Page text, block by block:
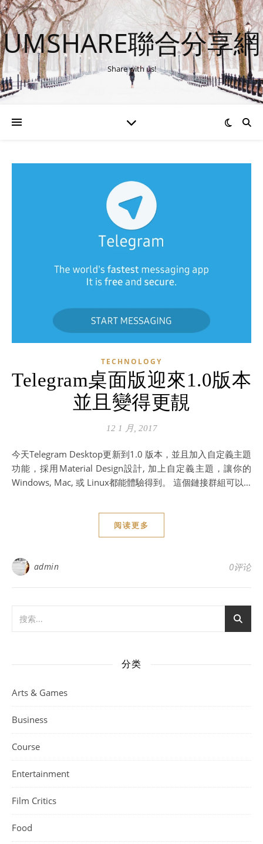
UMSHARE聯合分享網
Share with us!
TECHNOLOGY
Telegram桌面版迎來1.0版本
並且變得更靚
12 1 月, 2017
今天Telegram Desktop更新到1.0 版本，並且加入自定義主題
功能，採用Material Design設計, 加上自定義主題，讓你的
Windows, Mac, 或 Linux都能體驗得到。 這個鏈接群組可以…
阅读更多
admin 0评论
分类
Arts & Games
Business
Course
Entertainment
Film Critics
Food